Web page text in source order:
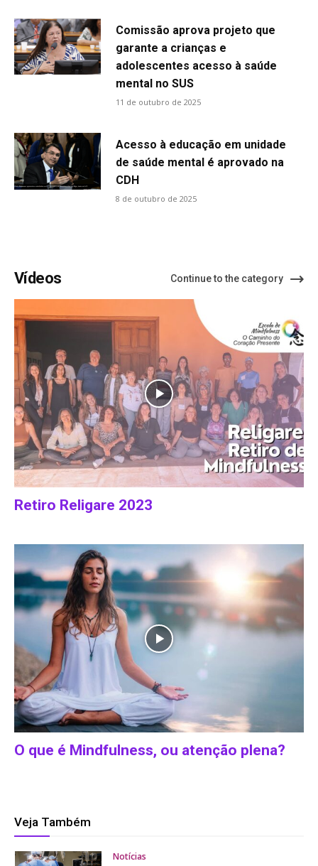
Comissão aprova projeto que
garante a crianças e
adolescentes acesso à saúde
mental no SUS
11 de outubro de 2025
Acesso à educação em unidade
de saúde mental é aprovado na
CDH
8 de outubro de 2025
Vídeos Continue to the category
Retiro Religare 2023
O que é Mindfulness, ou atenção plena?
Veja Também
Notícias